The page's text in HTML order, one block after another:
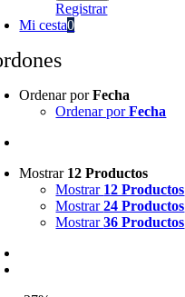
Registrar
Mi cesta0
Ordenar porFecha
Ordenar porFecha
Mostrar 12 Productos
Mostrar 12 Productos
Mostrar24 Productos
Mostrar36 Productos